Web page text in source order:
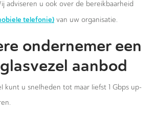
adviseren u ook over de bereikbaarheid
telefonie) van uw organisatie.
ondernemer een
aanbod
kunt u snelheden tot maar liefst 1 Gbps up-